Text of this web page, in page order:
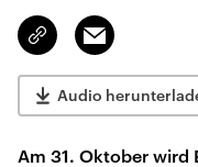
Link
kopieren/teilen
Email
Audio
Am 31. Oktober wird